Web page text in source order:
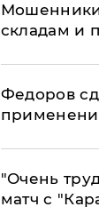
складам и
Федоров
"Очень
матч с